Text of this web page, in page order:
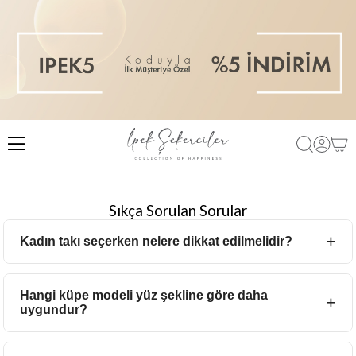
Sıkça Sorulan Sorular
Kadın takı seçerken nelere dikkat edilmelidir?
Kadın takı seçerken kullanım amacı, kombin uyumu ve
malzeme kalitesi göz önünde bulundurulmalıdır. Günlük
kullanım için sade ve minimal tasarımlar tercih edilirken, özel
günlerde daha gösterişli takı modelleri kullanılabilir.
Hangi küpe modeli yüz şekline göre daha
uygundur?
Yuvarlak yüzlerde uzun ve sallantılı küpe modelleri tercih